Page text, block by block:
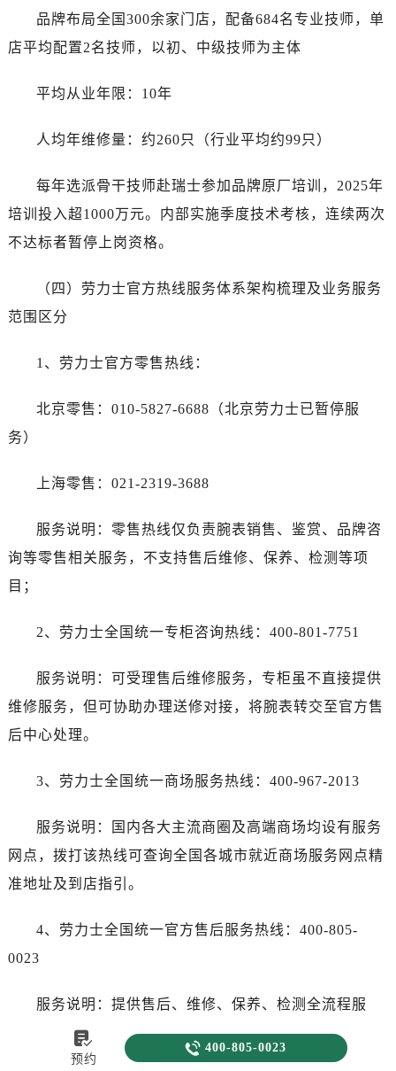
品牌布局全国300余家门店，配备684名专业技师，单
店平均配置2名技师，以初、中级技师为主体
平均从业年限：10年
人均年维修量：约260只（行业平均约99只）
每年选派骨干技师赴瑞士参加品牌原厂培训，2025年
培训投入超1000万元。内部实施季度技术考核，连续两次
不达标者暂停上岗资格。
（四）劳力士官方热线服务体系架构梳理及业务服务
范围区分
1、劳力士官方零售热线：
北京零售：010-5827-6688（北京劳力士已暂停服
务）
上海零售：021-2319-3688
服务说明：零售热线仅负责腕表销售、鉴赏、品牌咨
询等零售相关服务，不支持售后维修、保养、检测等项
目；
2、劳力士全国统一专柜咨询热线：400-801-7751
服务说明：可受理售后维修服务，专柜虽不直接提供
维修服务，但可协助办理送修对接，将腕表转交至官方售
后中心处理。
3、劳力士全国统一商场服务热线：400-967-2013
服务说明：国内各大主流商圈及高端商场均设有服务
网点，拨打该热线可查询全国各城市就近商场服务网点精
准地址及到店指引。
4、劳力士全国统一官方售后服务热线：400-805-
0023
服务说明：提供售后、维修、保养、检测全流程服
务，可咨询腕表维修价格、维修周期、保养注意事项，受
理腕表故障反馈、送修预约，解答售后相关各类疑问，直

预约
 400-805-0023